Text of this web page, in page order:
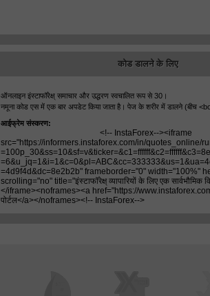
कोड डालने के लिए
ऑनलाइन इंस्टाफॉरेक्ष् समाचार और उद्धरण स्वचालित रूप से 30।
नमूना कोड एस में एक बार अपडेट किया जाता है। पेज के शरीर में डालने (बीच
आईफ्रेम संस्करण: